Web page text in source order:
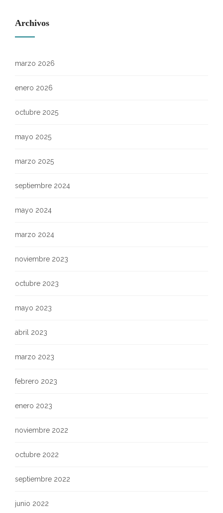
Archivos
marzo 2026
enero 2026
octubre 2025
mayo 2025
marzo 2025
septiembre 2024
mayo 2024
marzo 2024
noviembre 2023
octubre 2023
mayo 2023
abril 2023
marzo 2023
febrero 2023
enero 2023
noviembre 2022
octubre 2022
septiembre 2022
junio 2022